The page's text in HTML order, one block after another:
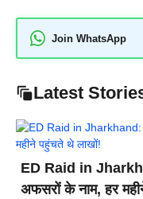
Join WhatsApp
Latest
ED Raid in
अफसरों के नाम, हर